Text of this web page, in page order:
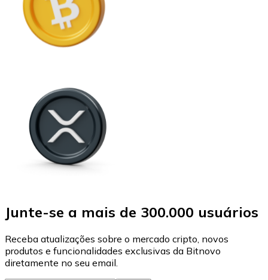
Junte-se a mais de 300.000 usuários
Receba atualizações sobre o mercado cripto, novos
produtos e funcionalidades exclusivas da Bitnovo
diretamente no seu email.